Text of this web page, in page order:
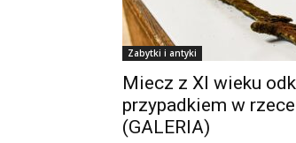
Zabytki i antyki
Miecz z XI wieku
przypadkiem w
(GALERIA)